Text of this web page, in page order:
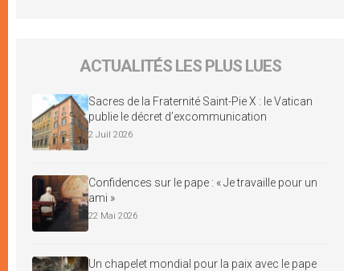
ACTUALITÉS LES PLUS LUES
Sacres de la Fraternité Saint-Pie X : le Vatican
publie le décret d’excommunication
2 Juil 2026
Confidences sur le pape : « Je travaille pour un
ami »
22 Mai 2026
Un chapelet mondial pour la paix avec le pape